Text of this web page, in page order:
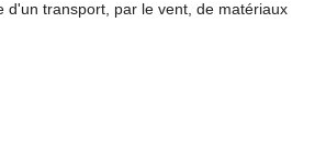
transport, par le vent, de matériaux